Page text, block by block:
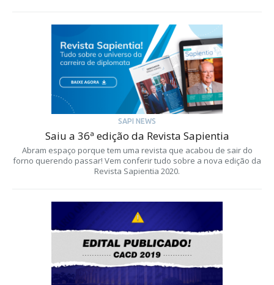
SAPI NEWS
Saiu a 36ª edição da Revista Sapientia
Abram espaço porque tem uma revista que acabou de sair do
forno querendo passar! Vem conferir tudo sobre a nova edição da
Revista Sapientia 2020.